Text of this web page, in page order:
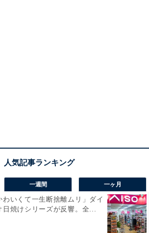
一週間 一ヶ月
わいくて一生断捨離ムリ」ダイ
日焼けシリーズが反響。全...